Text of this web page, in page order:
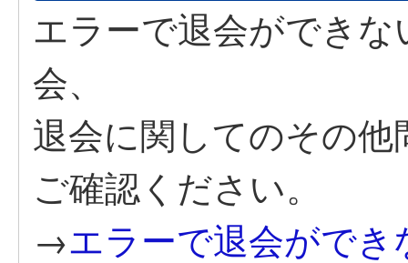
エラーで退会ができ
会、
退会に関してのその
ご確認ください。
→エラーで退会がで